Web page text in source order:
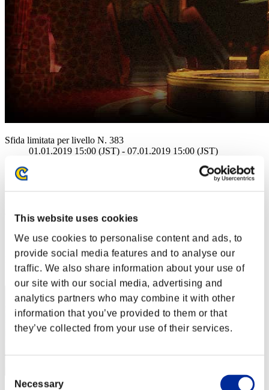
This website uses cookies
We use cookies to personalise content and ads, to
provide social media features and to analyse our
traffic. We also share information about your use of
our site with our social media, advertising and
analytics partners who may combine it with other
information that you’ve provided to them or that
they’ve collected from your use of their services.
Selection
Necessary
Sfida limitata per livello N. 383
01.01.2019 15:00 (JST) - 07.01.2019 15:00 (JST)
Co-op
(Le classifiche sono aggiornate ogni 6 ore)
Classifiche
Posizione
1